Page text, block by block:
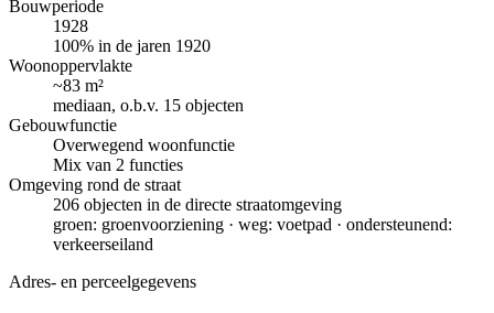
Bouwperiode
1928
100% in de jaren 1920
Woonoppervlakte
~83 m²
mediaan, o.b.v. 15 objecten
Gebouwfunctie
Overwegend woonfunctie
Mix van 2 functies
Omgeving rond de straat
206 objecten in de directe straatomgeving
groen: groenvoorziening · weg: voetpad · ondersteunend:
verkeerseiland
Adres- en perceelgegevens